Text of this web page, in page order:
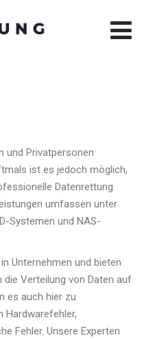
und Privatpersonen
ist es jedoch möglich,
Datenrettung
umfassen unter
Systemen und NAS-
Unternehmen und bieten
Verteilung von Daten auf
es auch hier zu
Hardwarefehler,
Fehler. Unsere Experten